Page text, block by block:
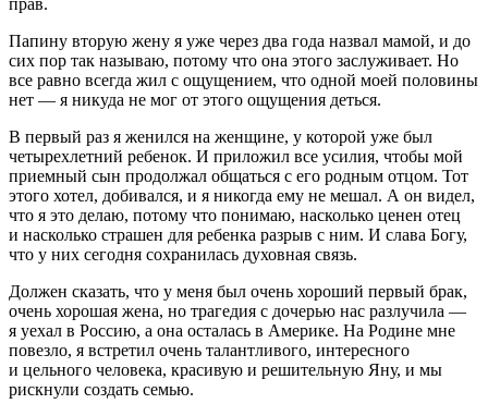
прав.
Папину вторую жену я уже через два года назвал мамой, и до
сих пор так называю, потому что она этого заслуживает. Но
все равно всегда жил с ощущением, что одной моей половины
нет — я никуда не мог от этого ощущения деться.
В первый раз я женился на женщине, у которой уже был
четырехлетний ребенок. И приложил все усилия, чтобы мой
приемный сын продолжал общаться с его родным отцом. Тот
этого хотел, добивался, и я никогда ему не мешал. А он видел,
что я это делаю, потому что понимаю, насколько ценен отец
и насколько страшен для ребенка разрыв с ним. И слава Богу,
что у них сегодня сохранилась духовная связь.
Должен сказать, что у меня был очень хороший первый брак,
очень хорошая жена, но трагедия с дочерью нас разлучила —
я уехал в Россию, а она осталась в Америке. На Родине мне
повезло, я встретил очень талант­ливого, интересного
и цельного человека, красивую и решительную Яну, и мы
рискнули создать семью.